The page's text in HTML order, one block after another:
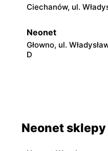
Ciechanów, ul.
Neonet
Głowno, ul.
D
Neonet
Neonet